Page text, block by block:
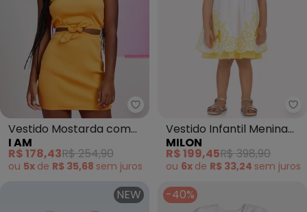
I Am - Vestido Mostarda com
Vestido Mostarda com
Amarração (Amarelo)
I AM
R$ 178,43R$ 254,90
ou 5x de R$ 35,68 sem juros
Vestido Infantil Menina
Flores Milon (Bege)
MILON
R$ 199,45R$ 398,90
ou 6x de R$ 33,24 sem juros
NEW -40%